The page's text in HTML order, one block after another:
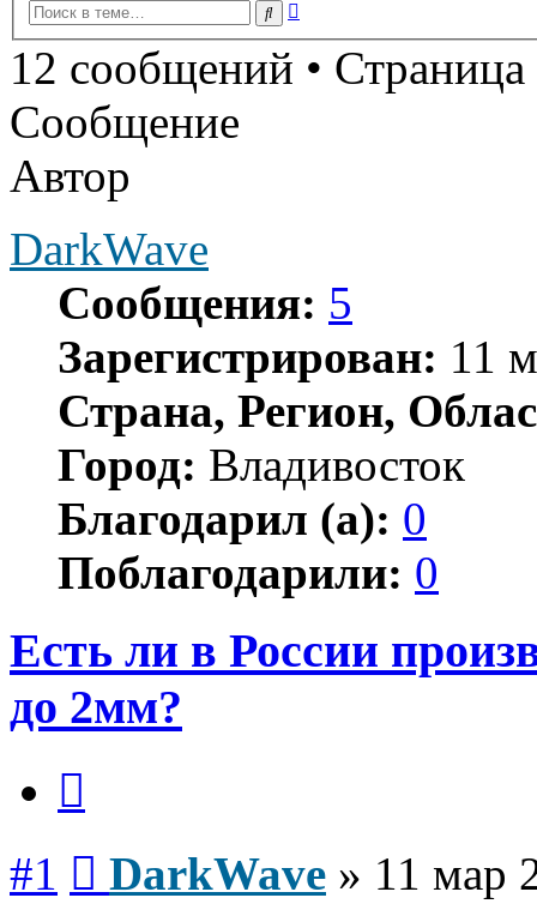
Поиск
12 сообщений • Страница
Сообщение
Автор
DarkWave
Сообщения: 5
Зарегистрирован: 11
Страна, Регион,
Город: Владивосток
Благодарил (а): 0
Поблагодарили: 0
Есть ли в России
до 2мм?
#1 DarkWave » 11 мар